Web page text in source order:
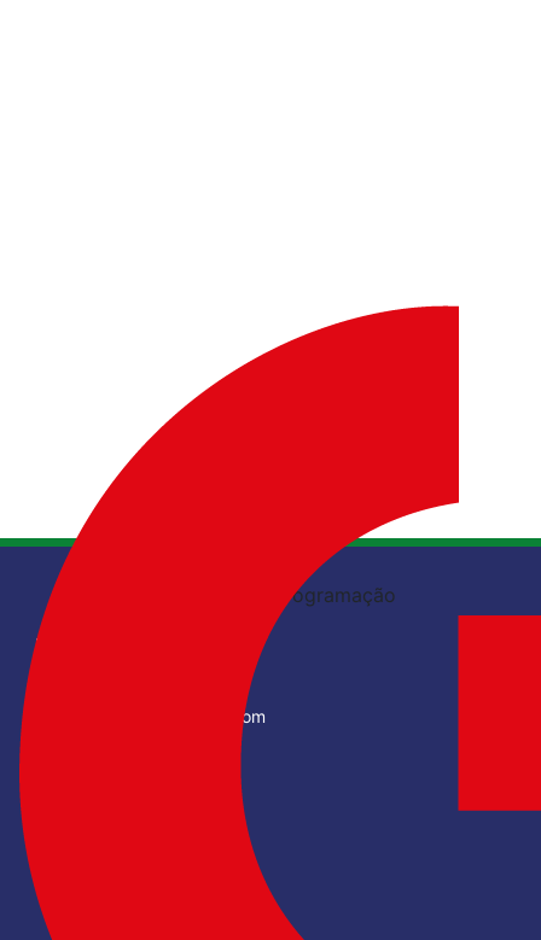
Programação
educomp2025@gmail.com